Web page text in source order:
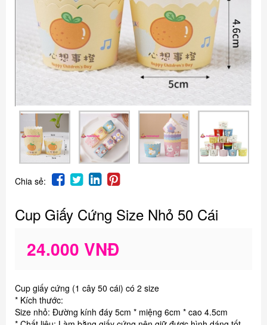
Chia sẻ:
Cup Giấy Cứng Size Nhỏ 50 Cái
24.000 VNĐ
Cup giấy cứng (1 cây 50 cái) có 2 size
* Kích thước:
Size nhỏ: Đường kính đáy 5cm * miệng 6cm * cao 4.5cm